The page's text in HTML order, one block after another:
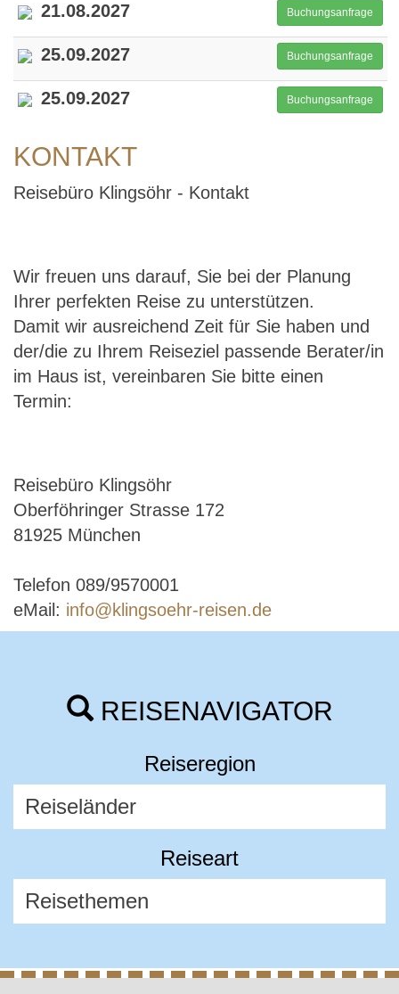
21.08.2027 Buchungsanfrage
25.09.2027 Buchungsanfrage
25.09.2027 Buchungsanfrage
KONTAKT
Reisebüro Klingsöhr - Kontakt
Wir freuen uns darauf, Sie bei der Planung
Ihrer perfekten Reise zu unterstützen.
Damit wir ausreichend Zeit für Sie haben und
der/die zu Ihrem Reiseziel passende Berater/in
im Haus ist, vereinbaren Sie bitte einen
Termin:
Reisebüro Klingsöhr
Oberföhringer Strasse 172
81925 München
Telefon 089/9570001
eMail: info@klingsoehr-reisen.de
REISENAVIGATOR
Reiseregion
Reiseart